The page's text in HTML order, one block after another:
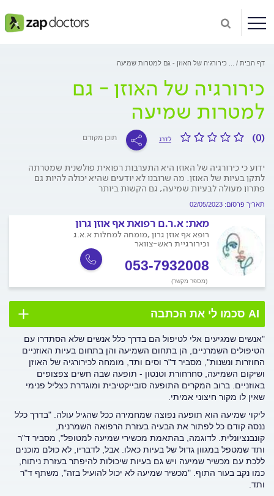
דף הבית כירורגיה של האוזן - גם למטרות שמיעה
כירורגיה של האוזן - גם
למטרות שמיעה
(0) לדרג תוכן מקודם
ידוע כי כירורגיה של האוזן היא התערבות רפואית פולשנית שמטרתה
לתקן בעיות של האוזן. מה שרובנו לא יודעים שהיא יכולה להיות גם
פתרון מעולה לבעיות שמיעה, גם הקשות ביותר
תאריך פרסום: 02/05/2023
מאת: א.ר.ם רפואת אף אוזן גרון
רופא אף אוזן גרון ,מומחה למחלות א.א.ג
וכירורגיית ראש-צוואר
053-7932008
(מספר מקשר)
AI סכמו לי את הכתבה
"אנשים שמגיעים אלי לטיפול הם בדרך כלל אנשים שלא הסתדרו עם
הטיפולים השמרניים, הן בתחום השמיעה והן בתחום בעיות האוזניים
החוזרות ונשנות", מסביר ד"ר וסים ותד, מומחה לכירורגיה של האוזן
ושיקום השמיעה, סחרחורת וטנטון - תופעה שבה חשים צפצופים
באוזניים. ברוב המקרים התופעה סובייקטיבית ומוגדרת כצליל פנימי
שאין לו מקור חיצוני אמיתי.
ליקוי שמיעה הוא תופעה נפוצה שמחמירה ככל שהגיל עולה. "בדרך כלל
ננסה קודם כל לפתור את הבעיה בעזרת הרפואה השמרנית,
קונבנציונלית. לדוגמה, בהתאמת מכשירי שמיעה למטופל", מסביר ד"ר
ותד שמטפל במגוון גדול של בעיות כאלו. אבל, לדבריו, לא כולם מוכנים
ללכת עם מכשיר שמיעה ויש גם בעיות שיכולות להיפתר בעזרת ניתוח,
כמו נקב בעור התוף. "מכשיר שמיעה לא יכול להועיל בזה", משתף ד"ר
ותד.